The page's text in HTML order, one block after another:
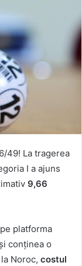
49! La tragerea
I a ajuns
9,66
platforma
conținea o
Noroc, costul